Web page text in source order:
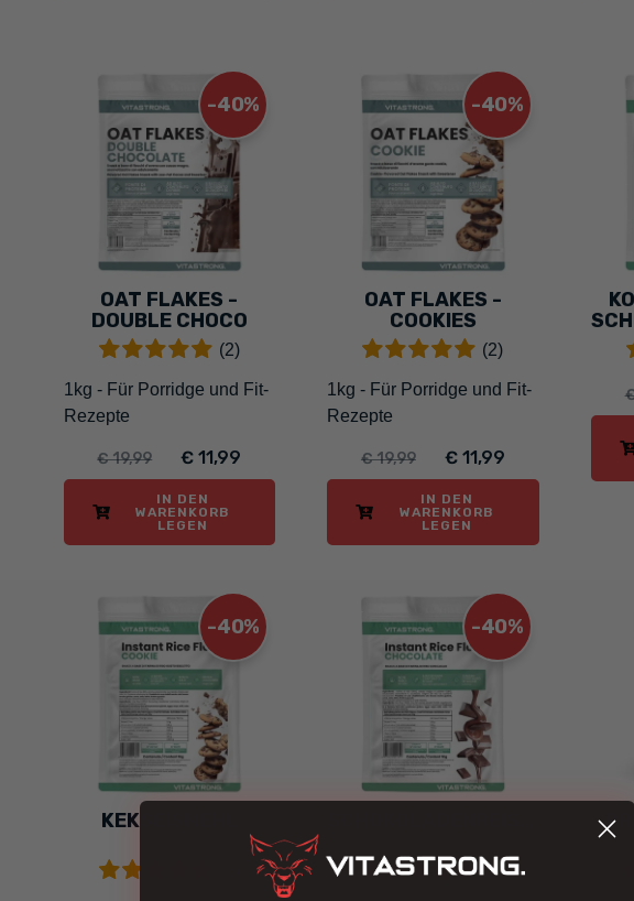
-40%
OAT FLAKES -
DOUBLE CHOCO
(2)
1kg - Für Porridge und Fit-
Rezepte
€ 19,99 € 11,99
IN DEN
WARENKORB
LEGEN
-40%
OAT FLAKES -
COOKIES
(2)
1kg - Für Porridge und Fit-
Rezepte
€ 19,99 € 11,99
IN DEN
WARENKORB
LEGEN
-40%
KEKSEISMEHL
-40%
(2)